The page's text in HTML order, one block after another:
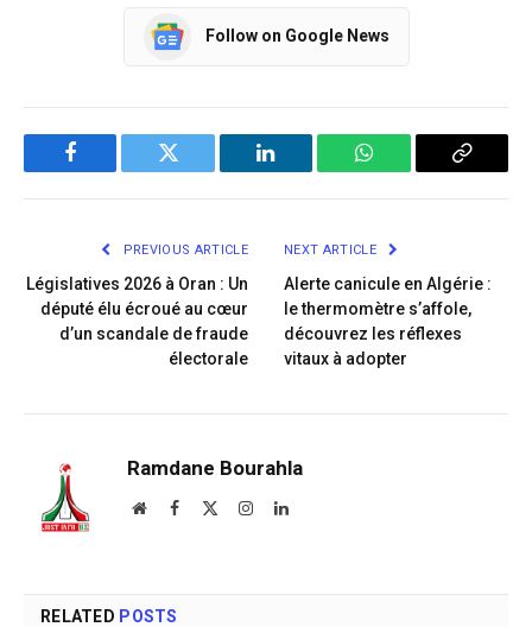
Follow on Google News
Facebook Twitter LinkedIn WhatsApp Copy
PREVIOUS ARTICLE
Législatives 2026 à Oran : Un
député élu écroué au cœur
d’un scandale de fraude
électorale
NEXT ARTICLE
Alerte canicule en Algérie :
le thermomètre s’affole,
découvrez les réflexes
vitaux à adopter
Ramdane Bourahla
WebsiteFacebook InstagramLinkedIn
RELATED POSTS